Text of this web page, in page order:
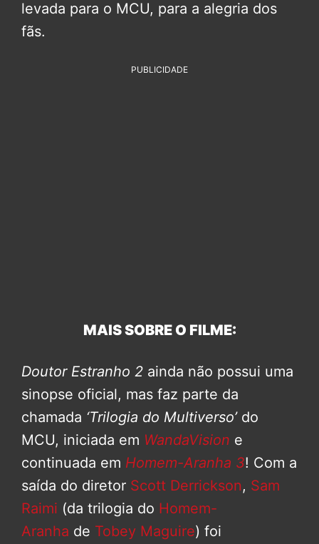
levada para o MCU, para a alegria dos
fãs.
PUBLICIDADE
MAIS SOBRE O FILME:
Doutor Estranho 2 ainda não possui uma
sinopse oficial, mas faz parte da
chamada ‘Trilogia do Multiverso’do
MCU, iniciada em WandaVision e
continuada em Homem-Aranha 3! Com a
saída do diretor Scott Derrickson, Sam
Raimi (da trilogia do Homem-
Aranha de Tobey Maguire) foi